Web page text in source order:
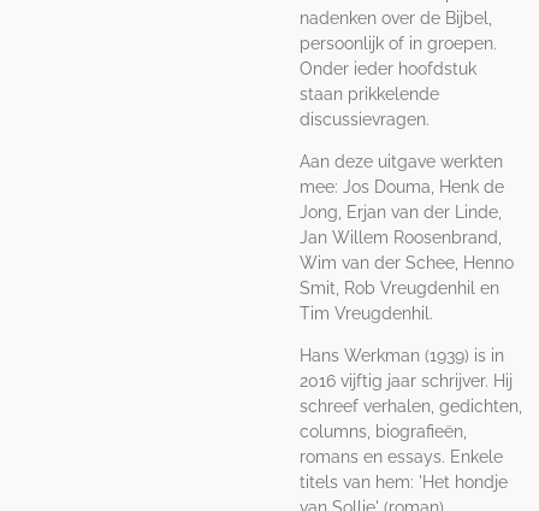
nadenken over de Bijbel,
persoonlijk of in groepen.
Onder ieder hoofdstuk
staan prikkelende
discussievragen.
Aan deze uitgave werkten
mee: Jos Douma, Henk de
Jong, Erjan van der Linde,
Jan Willem Roosenbrand,
Wim van der Schee, Henno
Smit, Rob Vreugdenhil en
Tim Vreugdenhil.
Hans Werkman (1939) is in
2016 vijftig jaar schrijver. Hij
schreef verhalen, gedichten,
columns, biografieën,
romans en essays. Enkele
titels van hem: 'Het hondje